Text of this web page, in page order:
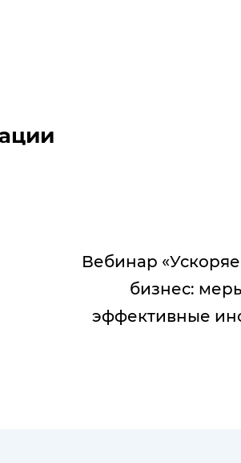
Вебинар
бизнес:
эффективные